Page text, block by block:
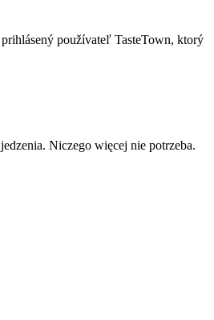
používateľ TasteTown, ktorý
Niczego więcej nie potrzeba.